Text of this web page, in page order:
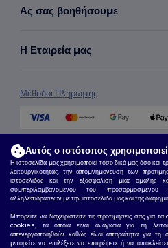
Ας σας βοηθήσουμε
Η Εταιρεία μας
Μέθοδοι Πληρωμής
Μέθοδοι Αποστολής
Αυτός ο ιστότοπος
Η ιστοσελίδα μας χρησιμοποιεί τόσο δικά μας όσο και
λειτουργικότητας, την απομνημόνευση των
ιστοσελίδας και την εξασφάλιση μιας ομαλής
συμπεριλαμβανομένου του προσαρμοσμένου
αλληλεπιδράσεων με την ιστοσελίδα μας και της
Μπορείτε να διαχειριστείτε τις προτιμήσεις σας
cookies, τα οποία είναι αναγκαία για τη
απενεργοποιηθούν καθώς είναι απαραίτητα για τη
μπορείτε να επιλέξετε να επιτρέψετε ή να